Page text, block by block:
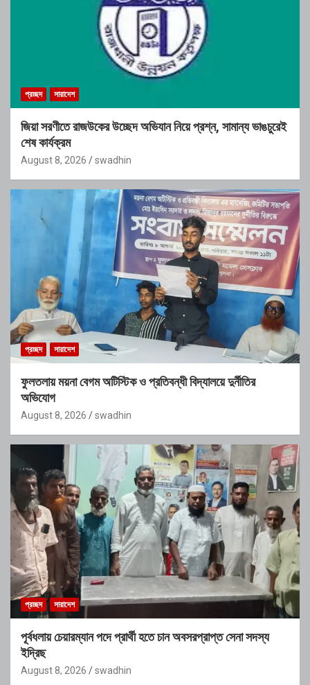
প্রচ্ছদ সারাদেশ
জিয়া সরণীতে রাজউকের উচ্ছেদ অভিযান নিয়ে প্রশ্ন, সামান্য ভাঙচুরেই
শেষ কার্যক্রম
August 8, 2026 swadhin
প্রচ্ছদ সারাদেশ
ফুলতলায় ময়না বেগম অটিস্টিক ও প্রতিবন্ধী বিদ্যালয়ে দুর্নীতির
অভিযোগ
August 8, 2026 swadhin
প্রচ্ছদ সারাদেশ
পূর্বধলায় চেয়ারম্যান পদে প্রার্থী হতে চান অবসরপ্রাপ্ত সেনা সদস্য
ইদ্রিছ
August 8, 2026 swadhin